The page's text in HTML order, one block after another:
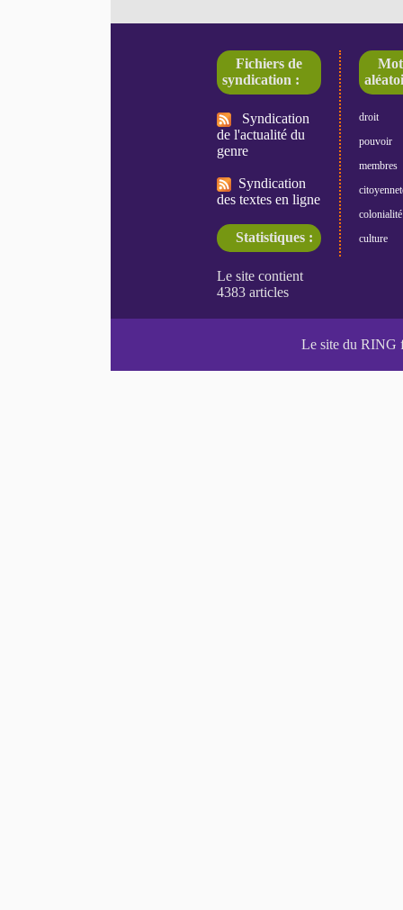
Fichiers de
syndication :
Syndication
de l'actualité du
genre
Syndication
des textes en ligne
Statistiques :
droit
pouvoir
membres
colonialité
culture
Le site du RING